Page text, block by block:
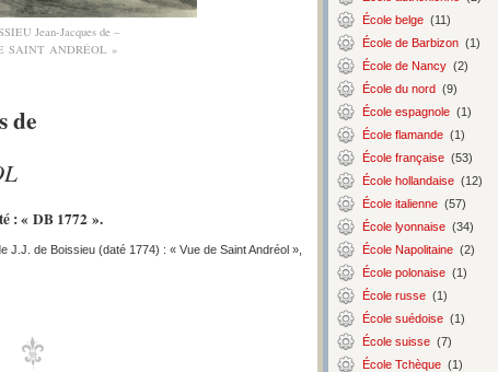
Jean-Jacques de –
SAINT ANDRÉOL »
de
: « DB 1772 ».
de Boissieu (daté 1774) : « Vue de Saint Andréol »,
École belge (11)
École de Barbizon (1)
École de Nancy (2)
École du nord (9)
École espagnole (1)
École flamande (1)
École française (53)
École hollandaise (12)
École italienne (57)
École lyonnaise (34)
École Napolitaine (2)
École polonaise (1)
École russe (1)
École suédoise (1)
École suisse (7)
École Tchèque (1)